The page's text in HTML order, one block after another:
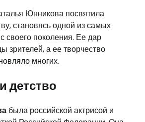
Юнникова посвятила
становясь одной из самых
своего поколения. Ее дар
зрителей, а ее творчество
многих.
детство
была российской актрисой и